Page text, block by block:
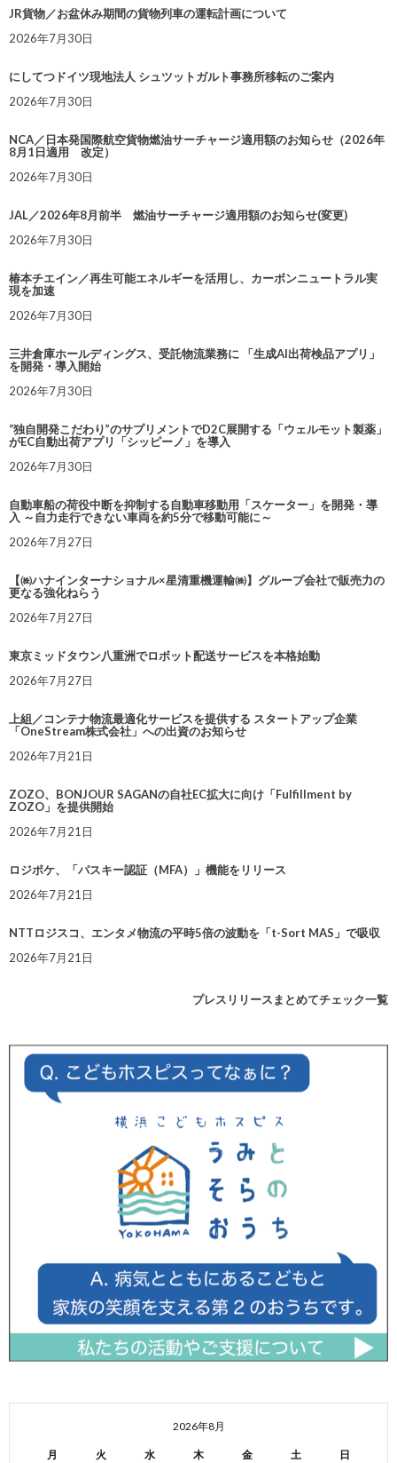
JR貨物／お盆休み期間の貨物列車の運転計画について
2026年7月30日
にしてつドイツ現地法人 シュツットガルト事務所移転のご案内
2026年7月30日
NCA／日本発国際航空貨物燃油サーチャージ適用額のお知らせ（2026年
8月1日適用 改定）
2026年7月30日
JAL／2026年8月前半 燃油サーチャージ適用額のお知らせ(変更)
2026年7月30日
椿本チエイン／再生可能エネルギーを活用し、カーボンニュートラル実
現を加速
2026年7月30日
三井倉庫ホールディングス、受託物流業務に 「生成AI出荷検品アプリ」
を開発・導入開始
2026年7月30日
“独自開発こだわり”のサプリメントでD2C展開する「ウェルモット製薬」
がEC自動出荷アプリ「シッピーノ」を導入
2026年7月30日
自動車船の荷役中断を抑制する自動車移動用「スケーター」を開発・導
入 ～自力走行できない車両を約5分で移動可能に～
2026年7月27日
【㈱ハナインターナショナル×星清重機運輸㈱】グループ会社で販売力の
更なる強化ねらう
2026年7月27日
東京ミッドタウン八重洲でロボット配送サービスを本格始動
2026年7月27日
上組／コンテナ物流最適化サービスを提供する スタートアップ企業
「OneStream株式会社」への出資のお知らせ
2026年7月21日
ZOZO、BONJOUR SAGANの自社EC拡大に向け「Fulfillment by
ZOZO」を提供開始
2026年7月21日
ロジポケ、「パスキー認証（MFA）」機能をリリース
2026年7月21日
NTTロジスコ、エンタメ物流の平時5倍の波動を「t-Sort MAS」で吸収
2026年7月21日
プレスリリースまとめてチェック一覧
2026年8月
月 火 水 木 金 土 日